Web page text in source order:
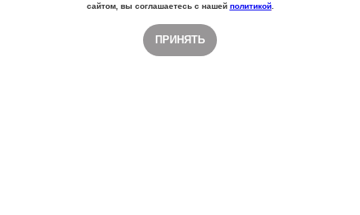
сайтом, вы соглашаетесь с нашей политикой.
ПРИНЯТЬ